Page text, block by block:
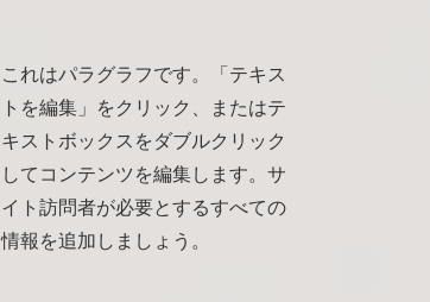
これはパラグラフです。「テキス
トを編集」をクリック、またはテ
キストボックスをダブルクリック
してコンテンツを編集します。サ
イト訪問者が必要とするすべての
情報を追加しましょう。